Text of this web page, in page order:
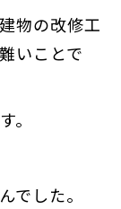
物の改修工
いことで
。
でした。